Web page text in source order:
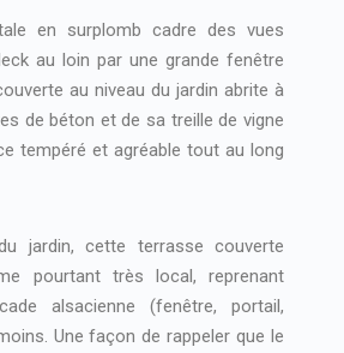
en surplomb cadre des vues
au loin par une grande fenêtre
au niveau du jardin abrite à
de béton et de sa treille de vigne
tempéré et agréable tout au long
jardin, cette terrasse couverte
pourtant très local, reprenant
alsacienne (fenêtre, portail,
Une façon de rappeler que le